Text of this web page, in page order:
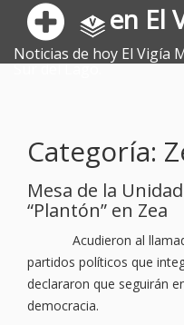
en El
Noticias de hoy El Vigía
Sur del Lago.
Categoría:
Mesa de la
“Plantón” en Zea
Acudieron al
partidos políticos que
declararon que seguirán
democracia.